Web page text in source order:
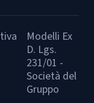
Modelli Ex
D. Lgs.
231/01 -
Società del
Gruppo